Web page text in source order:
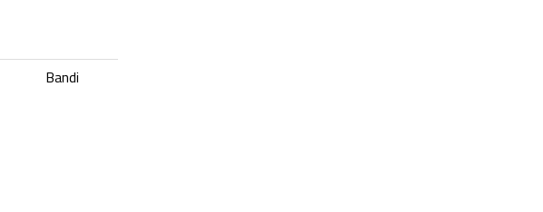
Bandi